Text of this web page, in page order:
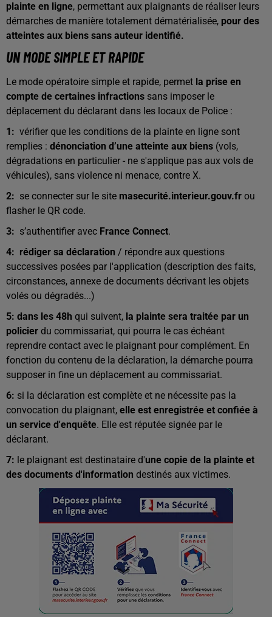
plainte en ligne, permettant aux plaignants de réaliser leurs
démarches de manière totalement dématérialisée, pour des
atteintes aux biens sans auteur identifié.
UN MODE SIMPLE ET RAPIDE
Le mode opératoire simple et rapide, permet la prise en
compte de certaines infractions sans imposer le
déplacement du déclarant dans les locaux de Police :
1: vérifier que les conditions de la plainte en ligne sont
remplies : dénonciation d’une atteinte aux biens (vols,
dégradations en particulier - ne s'applique pas aux vols de
véhicules), sans violence ni menace, contre X.
2: se connecter sur le site masecurité.interieur.gouv.fr ou
flasher le QR code.
3: s’authentifier avec France Connect.
4: rédiger sa déclaration / répondre aux questions
successives posées par l'application (description des faits,
circonstances, annexe de documents décrivant les objets
volés ou dégradés...)
5: dans les 48h qui suivent, la plainte sera traitée par un
policier du commissariat, qui pourra le cas échéant
reprendre contact avec le plaignant pour complément. En
fonction du contenu de la déclaration, la démarche pourra
supposer in fine un déplacement au commissariat.
6: si la déclaration est complète et ne nécessite pas la
convocation du plaignant, elle est enregistrée et confiée à
un service d'enquête. Elle est réputée signée par le
déclarant.
7: le plaignant est destinataire d'une copie de la plainte et
des documents d'information destinés aux victimes.